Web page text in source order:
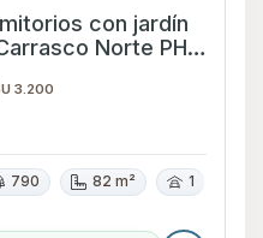
con jardín
Norte PH a
3.200
790 82 m² 1